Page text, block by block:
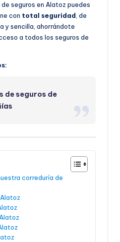
seguros en Alatoz puedes
con total seguridad, de
y sencilla, ahorrándote
a todos los seguros de
de seguros de
correduría de